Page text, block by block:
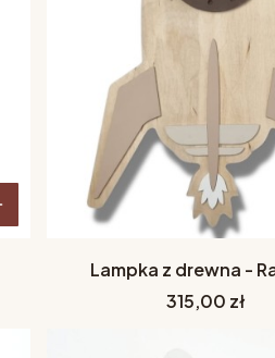
Lampka z drewna -
Cena
315,00 zł